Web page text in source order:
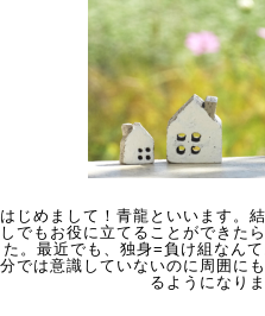
はじめまして！青龍といいます。
しでもお役に立てることができた
た。最近でも、独身=負け組なん
分では意識していないのに周囲に
るようになり